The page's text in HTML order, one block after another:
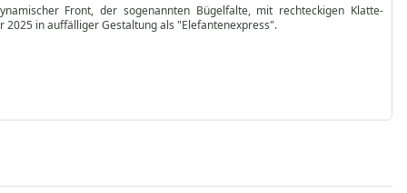
Front, der sogenannten Bügelfalte, mit rechteckigen Klatte-
in auffälliger Gestaltung als "Elefantenexpress".